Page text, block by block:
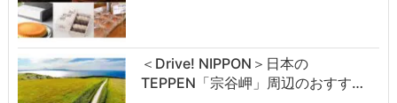
＜Drive! NIPPON＞日本の
TEPPEN「宗谷岬」周辺のおすす…